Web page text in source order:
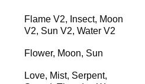
Flame V2, Insect, Moon
V2, Sun V2, Water V2
Flower, Moon, Sun
Love, Mist, Serpent,